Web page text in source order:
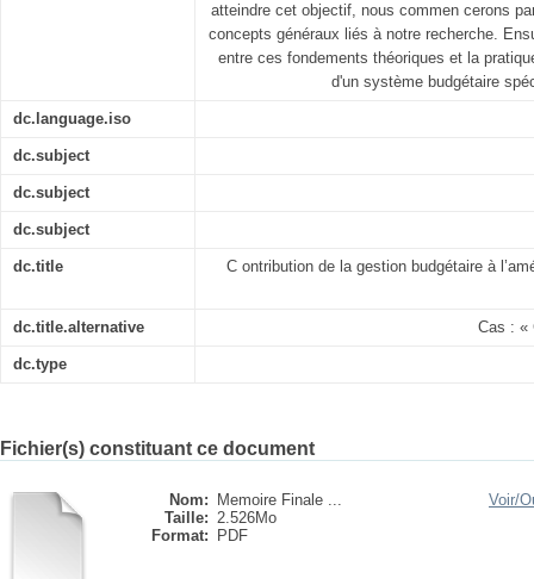
atteindre cet objectif, nous commen cerons
concepts généraux liés à notre recherche.
entre ces fondements théoriques et la
d'un système budgétaire
dc.language.iso
dc.subject
dc.subject
dc.subject
dc.title C ontribution de la gestion budgétaire à
dc.title.alternative Cas : «
dc.type
Fichier(s) constituant ce document
Nom:
Memoire Finale ...
Taille: 2.526Mo
Format:
PDF
Voir/